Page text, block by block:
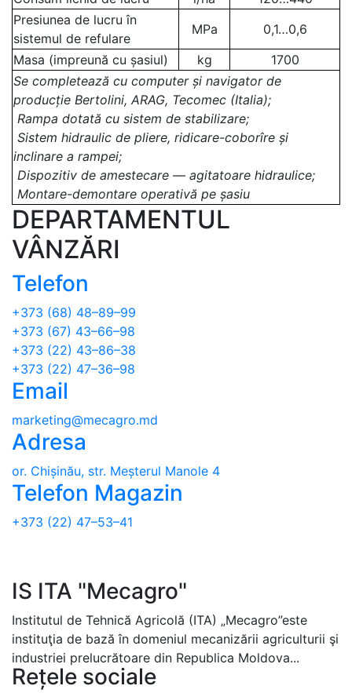
Presiunea de lucru în
sistemul de refulare
MPa
0,1…0,6
Masa (impreună cu șasiul)
kg
1700
Se completează cu computer și navigator de
producție Bertolini, ARAG, Tecomec (Italia);
Rampa dotată cu sistem de stabilizare;
Sistem hidraulic de pliere, ridicare-coborîre și
inclinare a rampei;
Dispozitiv de amestecare — agitatoare hidraulice;
Montare-demontare operativă pe șasiu
DEPARTAMENTUL
VÂNZĂRI
Telefon
+373 (68) 48–89–99
+373 (67) 43–66–98
+373 (22) 43–86–38
+373 (22) 47–36–98
Email
marketing@mecagro.md
Adresa
or. Chișinău, str. Meșterul Manole 4
Telefon Magazin
+373 (22) 47–53–41
IS ITA "Mecagro"
Institutul de Tehnică Agricolă (ITA) „Mecagro”este
instituţia de bază în domeniul mecanizării agriculturii şi
industriei prelucrătoare din Republica Moldova...
Rețele sociale